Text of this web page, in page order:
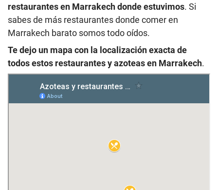
restaurantes en Marrakech donde estuvimos. Si
sabes de más restaurantes donde comer en
Marrakech barato somos todo oídos.
Te dejo un mapa con la localización exacta de
todos estos restaurantes y azoteas en Marrakech.